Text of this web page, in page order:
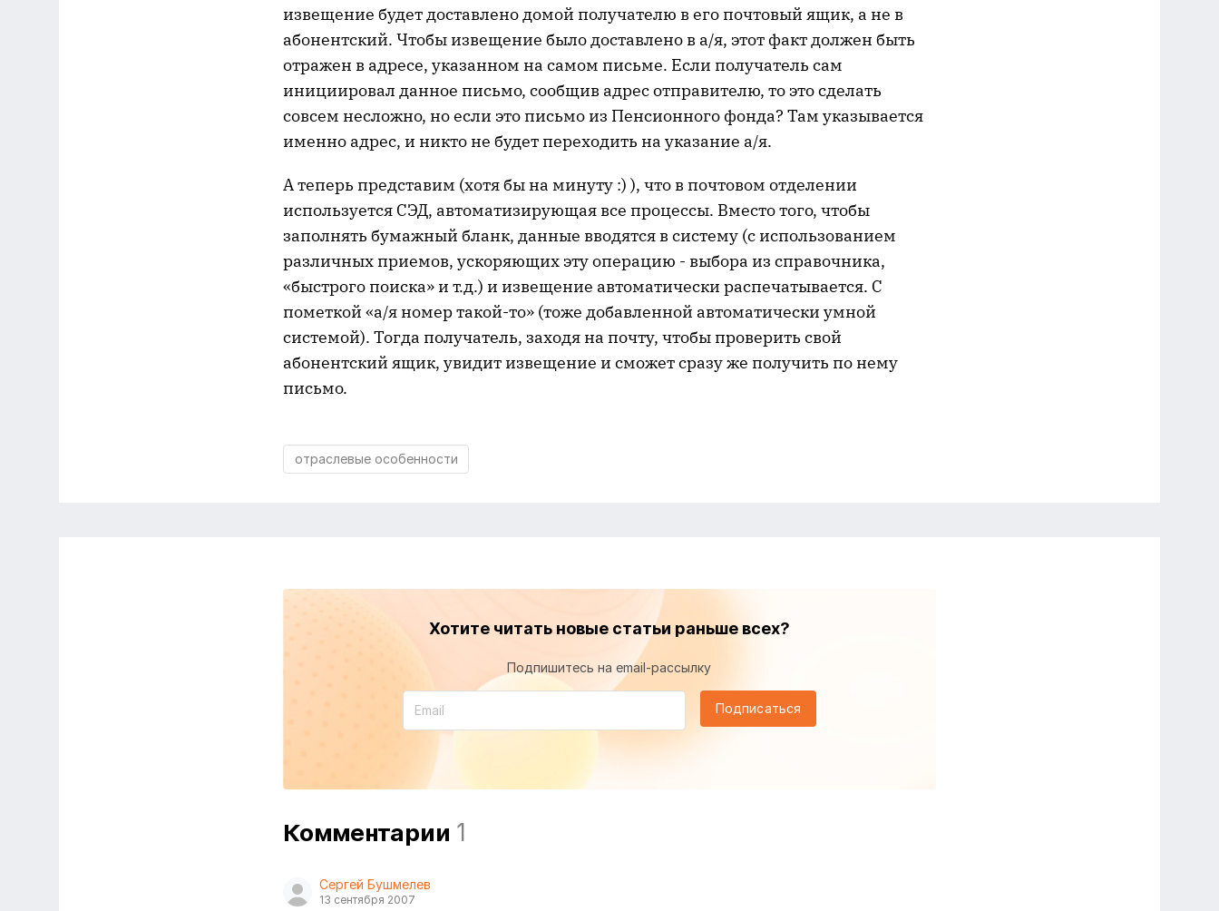
извещение будет доставлено домой получателю в его почтовый ящик, а не в
абонентский. Чтобы извещение было доставлено в а/я, этот факт должен быть
отражен в адресе, указанном на самом письме. Если получатель сам
инициировал данное письмо, сообщив адрес отправителю, то это сделать
совсем несложно, но если это письмо из Пенсионного фонда? Там указывается
именно адрес, и никто не будет переходить на указание а/я.
А теперь представим (хотя бы на минуту :) ), что в почтовом отделении
используется СЭД, автоматизирующая все процессы. Вместо того, чтобы
заполнять бумажный бланк, данные вводятся в систему (с использованием
различных приемов, ускоряющих эту операцию - выбора из справочника,
«быстрого поиска» и т.д.) и извещение автоматически распечатывается. С
пометкой «а/я номер такой-то» (тоже добавленной автоматически умной
системой). Тогда получатель, заходя на почту, чтобы проверить свой
абонентский ящик, увидит извещение и сможет сразу же получить по нему
письмо.
отраслевые особенности
Хотите читать новые статьи раньше всех?
Подпишитесь на email-рассылку
Подписаться
Комментарии 1
Сергей Бушмелев
13 сентября 2007